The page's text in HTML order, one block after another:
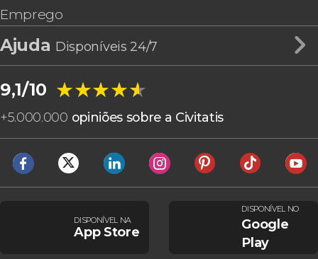
Emprego
Ajuda Disponíveis 24/7
9,1/10 ★★★★★
★★★★★
+5.000.000 opiniões sobre a Civitatis
DISPONÍVEL NA
App Store
DISPONÍVEL NO
Google
Play